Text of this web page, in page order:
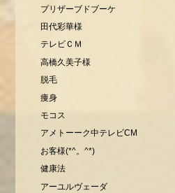
プリザーブドブーケ
田代彩華様
テレビＣＭ
高橋久美子様
脱毛
痩身
モコス
アメトーーク中テレビCM
お客様(*^。^*)
健康法
アーユルヴェーダ